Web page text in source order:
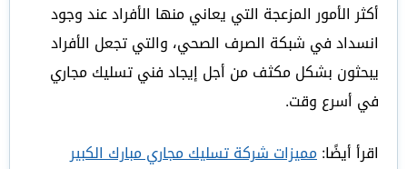
أكثر الأمور المزعجة التي يعاني منها الأفراد عند وجود
انسداد في شبكة الصرف الصحي، والتي تجعل الأفراد
يبحثون بشكل مكثف من أجل إيجاد فني تسليك مجاري
في أسرع وقت.
اقرأ أيضًا:مميزات شركة تسليك مجاري مبارك الكبير